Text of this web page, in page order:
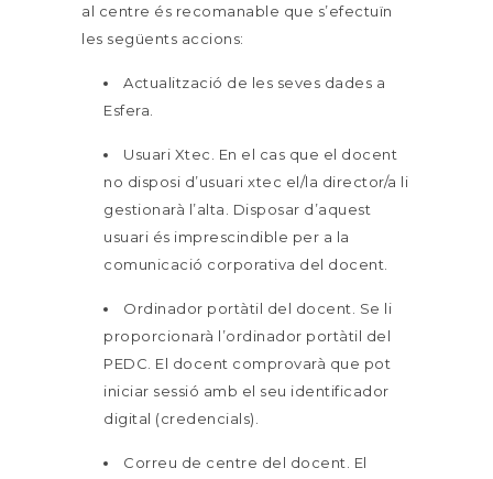
al centre és recomanable que s’efectuïn
les següents accions:
Actualització de les seves dades a
Esfera.
Usuari Xtec. En el cas que el docent
no disposi d’usuari xtec el/la director/a li
gestionarà l’alta. Disposar d’aquest
usuari és imprescindible per a la
comunicació corporativa del docent.
Ordinador portàtil del docent. Se li
proporcionarà l’ordinador portàtil del
PEDC. El docent comprovarà que pot
iniciar sessió amb el seu identificador
digital (credencials).
Correu de centre del docent. El